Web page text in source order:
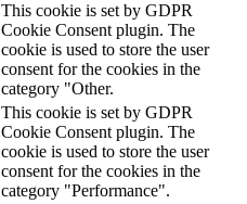
This cookie is set by GDPR
Cookie Consent plugin. The
cookie is used to store the user
consent for the cookies in the
category "Other.
This cookie is set by GDPR
Cookie Consent plugin. The
cookie is used to store the user
consent for the cookies in the
category "Performance".